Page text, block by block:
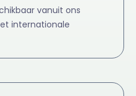
vanuit ons
internationale